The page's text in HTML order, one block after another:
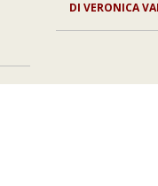
DIVERONICA